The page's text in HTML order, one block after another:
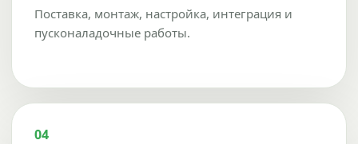
Поставка, монтаж, настройка, интеграция и
пусконаладочные работы.
04